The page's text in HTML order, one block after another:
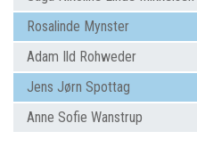
Rosalinde Mynster
Adam Ild Rohweder
Jens Jørn Spottag
Anne Sofie Wanstrup